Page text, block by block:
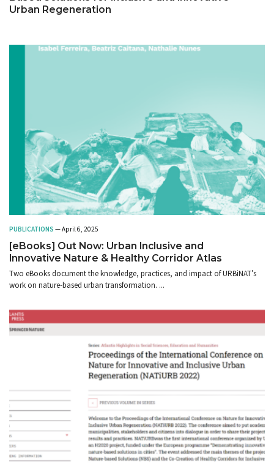
Urban Regeneration
PUBLICATIONS — April 6, 2025
[eBooks] Out Now: Urban Inclusive and
Innovative Nature & Healthy Corridor Atlas
Two eBooks document the knowledge, practices, and impact of URBiNAT’s
work on nature-based urban transformation. ...